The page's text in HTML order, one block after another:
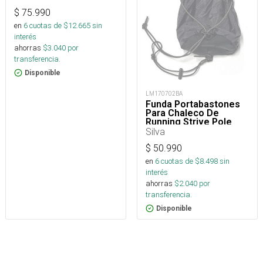
$ 75.990
en 6cuotas de $12.665sin
interés
ahorras $3.040 por
transferencia.
Disponible
LM170702BA
Funda Portabastones
Para Chaleco De
Running Strive Pole
Quiver
Silva
$ 50.990
en 6cuotas de $8.498sin
interés
ahorras $2.040 por
transferencia.
Disponible